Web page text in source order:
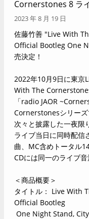
Cornerstones 8 ラ
2023 年 8 月 19 日
佐藤竹善 "Live With
Official Bootleg One
売決定！
2022年10月9日に東京
With The Cornerstones
「radio JAOR
Cornerstonesシリーズ
次々と披露した一夜限
ライブ当日に同時配信
曲、MC含めトータル
CDには同一のライブ
＜商品概要＞
タイトル： Live With
Official Bootleg
One Night Stand,